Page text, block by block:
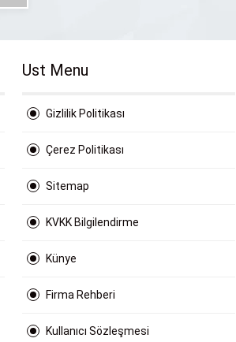
Ust Menu
Gizlilik Politikası
Çerez Politikası
Sitemap
KVKK Bilgilendirme
Künye
Firma Rehberi
Kullanıcı Sözleşmesi